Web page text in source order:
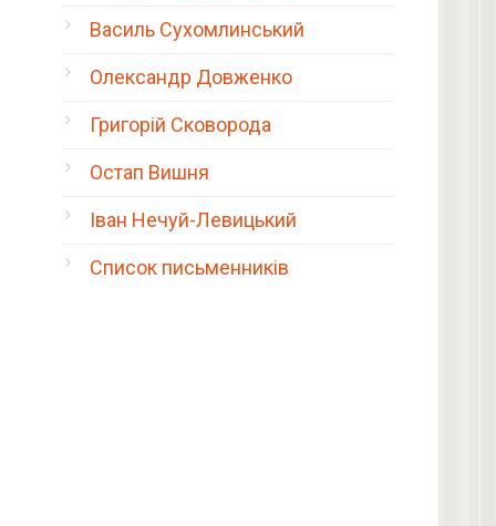
Василь Сухомлинський
Олександр Довженко
Григорій Сковорода
Остап Вишня
Іван Нечуй-Левицький
Список письменників